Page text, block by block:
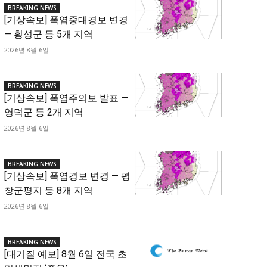
BREAKING NEWS
[기상속보] 폭염중대경보 변경
— 횡성군 등 5개 지역
2026년 8월 6일
BREAKING NEWS
[기상속보] 폭염주의보 발표 —
영덕군 등 2개 지역
2026년 8월 6일
BREAKING NEWS
[기상속보] 폭염경보 변경 — 평
창군평지 등 8개 지역
2026년 8월 6일
BREAKING NEWS
[대기질 예보] 8월 6일 전국 초